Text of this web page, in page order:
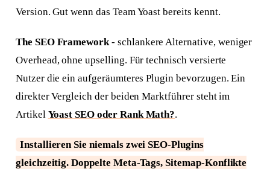
Version. Gut wenn das Team Yoast bereits kennt.
The SEO Framework- schlankere Alternative, weniger
Overhead, ohne upselling. Für technisch versierte
Nutzer die ein aufgeräumteres Plugin bevorzugen. Ein
direkter Vergleich der beiden Marktführer steht im
Artikel Yoast SEO oder Rank Math?.
Installieren Sie niemals zwei SEO-Plugins
gleichzeitig. Doppelte Meta-Tags, Sitemap-Konflikte